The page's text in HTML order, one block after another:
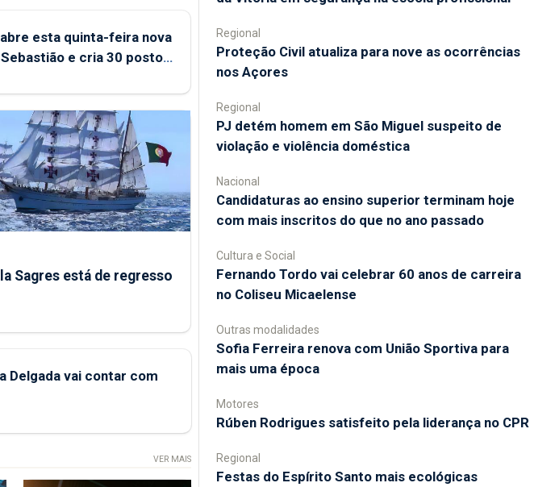
esta quinta-feira nova
e cria 30 postos
Sagres está de regresso
Delgada vai contar com
VER MAIS
Regional
Proteção Civil atualiza para nove as ocorrências
nos Açores
Regional
PJ detém homem em São Miguel suspeito de
violação e violência doméstica
Nacional
Candidaturas ao ensino superior terminam hoje
com mais inscritos do que no ano passado
Cultura e Social
Fernando Tordo vai celebrar 60 anos de carreira
no Coliseu Micaelense
Outras modalidades
Sofia Ferreira renova com União Sportiva para
mais uma época
Motores
Rúben Rodrigues satisfeito pela liderança no CPR
Regional
Festas do Espírito Santo mais ecológicas